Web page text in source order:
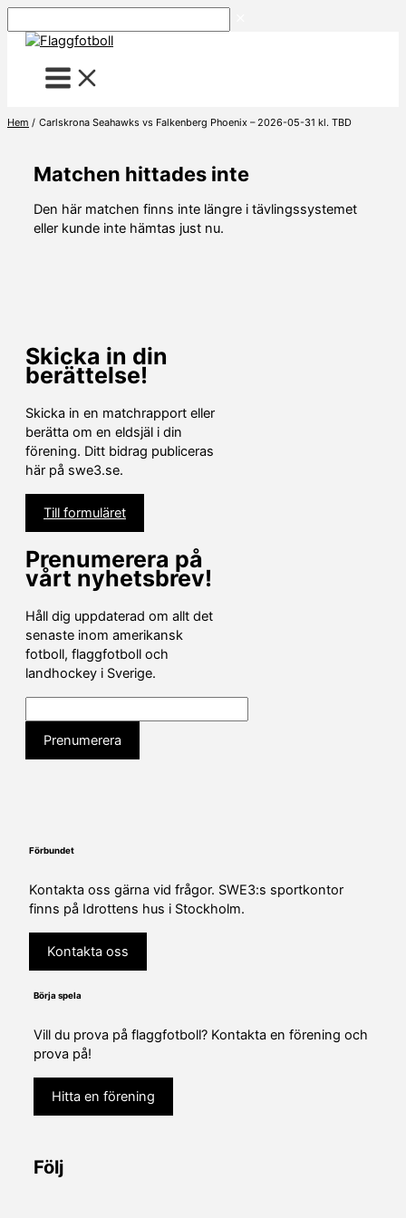
till
Hem Carlskrona Seahawks vs Falkenberg Phoenix – 2026-05-31 kl. TBD
Matchen hittades inte
Den här matchen finns inte längre i tävlingssystemet
eller kunde inte hämtas just nu.
Skicka in din
berättelse!
Skicka in en matchrapport eller
berätta om en eldsjäl i din
förening. Ditt bidrag publiceras
här på swe3.se.
Till formuläret
Prenumerera på
vårt nyhetsbrev!
Håll dig uppdaterad om allt det
senaste inom amerikansk
fotboll, flaggfotboll och
landhockey i Sverige.
Förbundet
Kontakta oss gärna vid frågor. SWE3:s sportkontor
finns på Idrottens hus i Stockholm.
Kontakta oss
Börja spela
Vill du prova på flaggfotboll? Kontakta en förening och
prova på!
Hitta en förening
Följ